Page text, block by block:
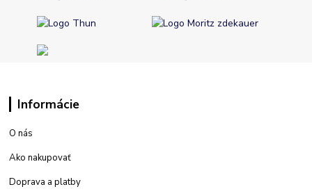
Informácie
O nás
Ako nakupovať
Doprava a platby